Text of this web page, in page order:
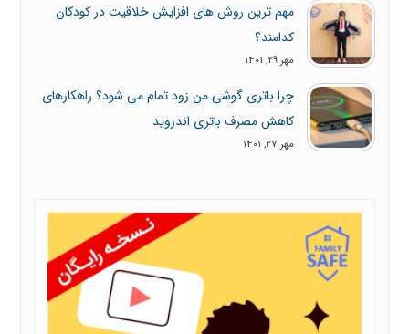
مهم ترین روش های افزایش خلاقیت در کودکان
کدامند؟
مهر 29, 1401
چرا باتری گوشی من زود تمام می شود؟ راهکارهای
کاهش مصرف باتری اندروید
مهر 27, 1401